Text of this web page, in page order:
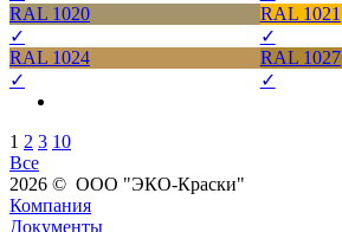
RAL 1020
✓
RAL 1021
✓
RAL 1024
✓
RAL 1027
✓
1 2 3 10
Все
2026 © ООО "ЭКО-Краски"
Компания
Документы